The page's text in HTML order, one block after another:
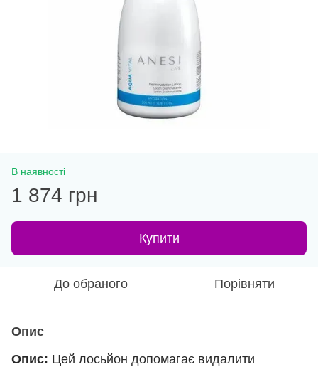
В наявності
1 874 грн
Купити
До обраного Порівняти
Опис
Опис: Цей лосьйон допомагає видалити